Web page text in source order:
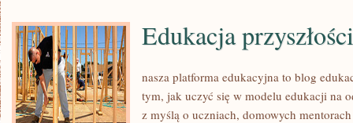
Edukacja przyszłości
nasza platforma edukacyjna to blog
tym, jak uczyć się w modelu edukacji na
z myślą o uczniach, domowych